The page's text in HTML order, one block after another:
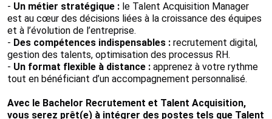
- Un métier stratégique : le Talent Acquisition Manager
est au cœur des décisions liées à la croissance des équipes
et à l’évolution de l’entreprise.
- Des compétences indispensables : recrutement digital,
gestion des talents, optimisation des processus RH.
- Un format flexible à distance : apprenez à votre rythme
tout en bénéficiant d’un accompagnement personnalisé.
Avec le Bachelor Recrutement et Talent Acquisition,
vous serez prêt(e) à intégrer des postes tels que Talent